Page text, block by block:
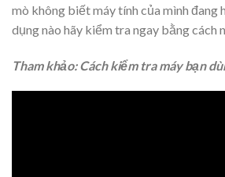
mò không biết máy tính của mình
dụng nào hãy kiểm tra ngay bằng cách
Tham khảo: Cách kiểm tra máy bạn